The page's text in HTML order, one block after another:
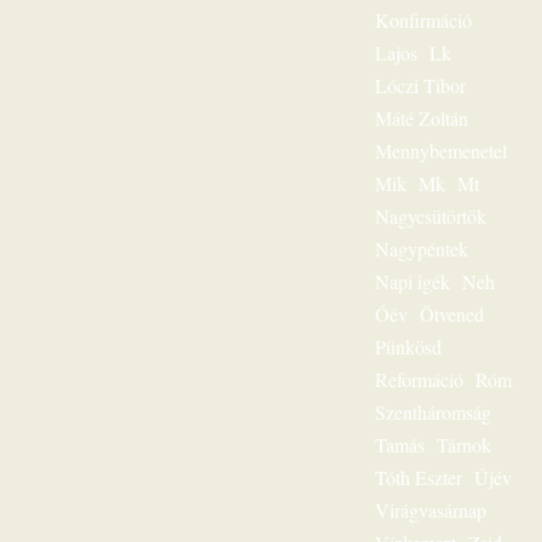
Konfirmáció
Lajos Lk
Lóczi Tibor
Máté Zoltán
Mennybemenetel
Mik
Mk
Mt
Nagycsütörtök
Nagypéntek
Napi igék
Neh
Óév Ötvened
Pünkösd
Reformáció Róm
Szentháromság
Tamás Tárnok
Tóth Eszter Újév
Virágvasárnap